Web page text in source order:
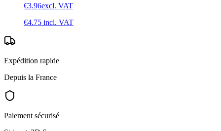
€3.96excl. VAT
€4.75 incl. VAT
Expédition rapide
Depuis la France
Paiement sécurisé